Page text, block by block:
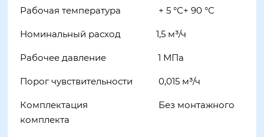
Рабочая температура + 5 °С+ 90 °С
Номинальный расход 1,5 м³/ч
Рабочее давление 1 МПа
Порог чувствительности 0,015 м³/ч
Комплектация Без монтажного
комплекта